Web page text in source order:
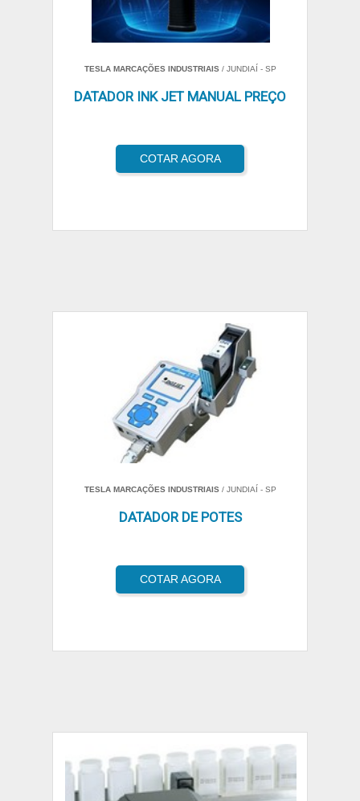
TESLA MARCAÇÕES INDUSTRIAIS/ JUNDIAÍ - SP
DATADOR INK JET MANUAL PREÇO
COTAR AGORA
TESLA MARCAÇÕES INDUSTRIAIS/ JUNDIAÍ - SP
DATADOR DE POTES
COTAR AGORA